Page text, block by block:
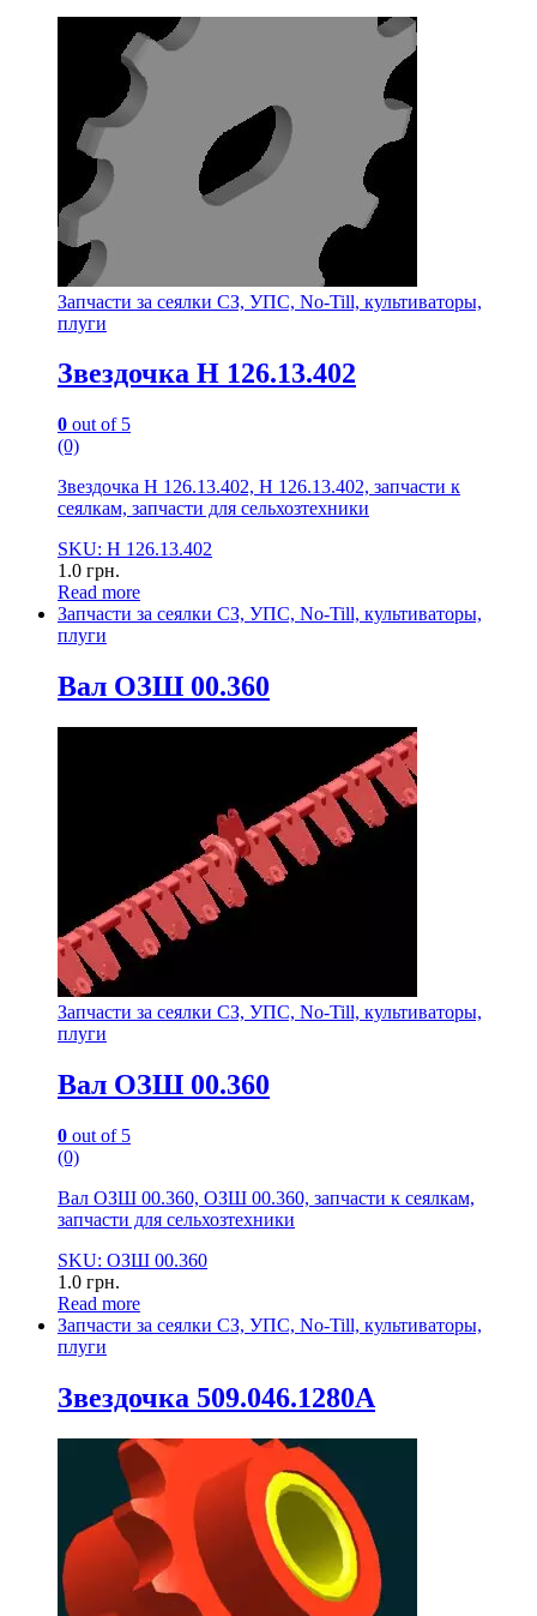
Запчасти за сеялки СЗ, УПС, No-Till, культиваторы,
плуги
Звездочка Н 126.13.402
0 out of 5
(0)
Звездочка Н 126.13.402, Н 126.13.402, запчасти к
сеялкам, запчасти для сельхозтехники
SKU: Н 126.13.402
1.0 грн.
Read more
Запчасти за сеялки СЗ, УПС, No-Till, культиваторы,
плуги
Вал ОЗШ 00.360
Запчасти за сеялки СЗ, УПС, No-Till, культиваторы,
плуги
Вал ОЗШ 00.360
0 out of 5
(0)
Вал ОЗШ 00.360, ОЗШ 00.360, запчасти к сеялкам,
запчасти для сельхозтехники
SKU: ОЗШ 00.360
1.0 грн.
Read more
Запчасти за сеялки СЗ, УПС, No-Till, культиваторы,
плуги
Звездочка 509.046.1280А